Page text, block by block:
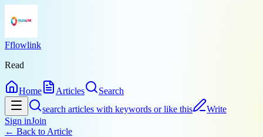
Fflowlink
Read
Home Articles
Search
search articles with keywords or like this
Write
Sign inJoin
← Back to Article